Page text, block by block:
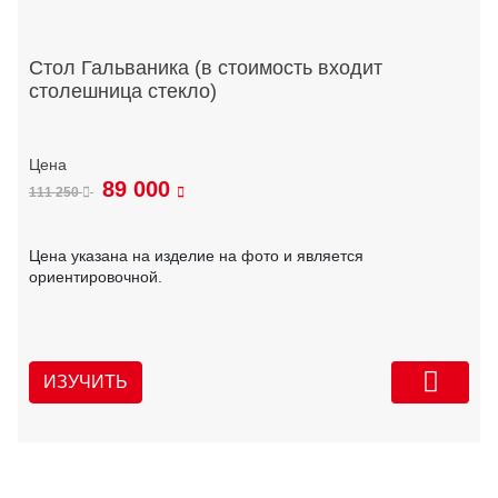
Стол Гальваника (в стоимость входит
столешница стекло)
111 250 89 000
Цена указана на изделие на фото и является
ориентировочной.
ИЗУЧИТЬ